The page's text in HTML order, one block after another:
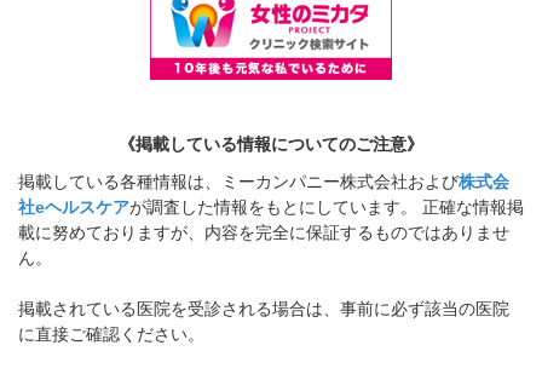
《掲載している情報についてのご注意》
掲載している各種情報は、ミーカンパニー株式会社および株式会
社eヘルスケアが調査した情報をもとにしています。 正確な情報掲
載に努めておりますが、内容を完全に保証するものではありませ
ん。
掲載されている医院を受診される場合は、事前に必ず該当の医院
に直接ご確認ください。